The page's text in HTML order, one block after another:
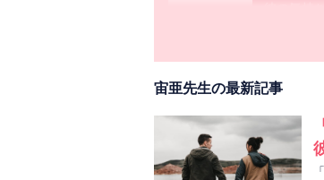
彼の気持
LINEも
私として
今回も
宙亜先生
宙亜先生の最新記事